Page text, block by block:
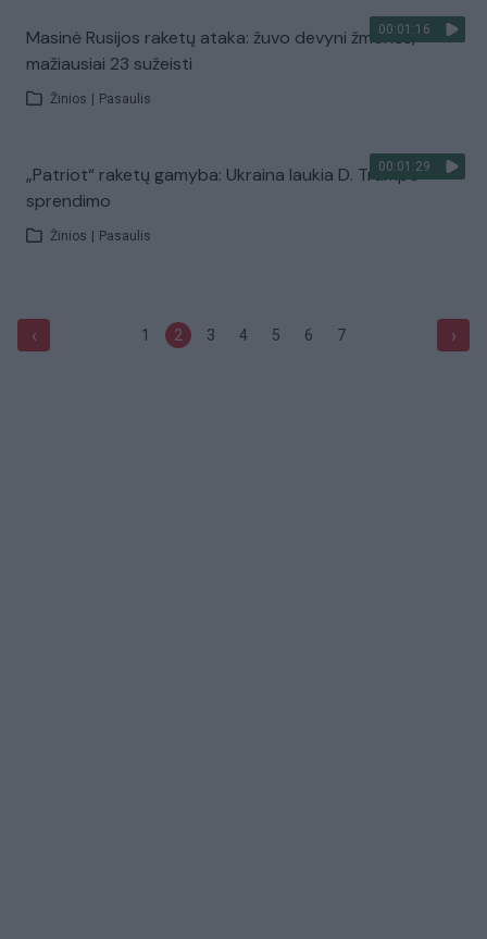
00:01:16
Masinė Rusijos raketų ataka: žuvo devyni žmonės,
mažiausiai 23 sužeisti
Žinios Pasaulis
00:01:29
„Patriot“ raketų gamyba: Ukraina laukia D. Trumpo
sprendimo
Žinios Pasaulis
‹ 1 2 3 4 5 6 7 ›